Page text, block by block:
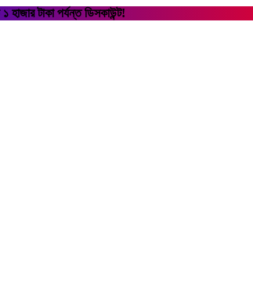
টাকা পর্যন্ত ডিসকাউন্ট!